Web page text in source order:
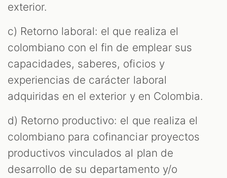
exterior.
c) Retorno laboral: el que realiza el
colombiano con el fin de emplear sus
capacidades, saberes, oficios y
experiencias de carácter laboral
adquiridas en el exterior y en Colombia.
d) Retorno productivo: el que realiza el
colombiano para cofinanciar proyectos
productivos vinculados al plan de
desarrollo de su departamento y/o